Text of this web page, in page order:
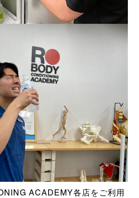
ACADEMY各店をご利用